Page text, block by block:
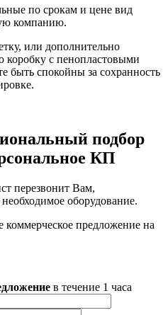
по срокам и цене вид
компанию.
или дополнительно
с пенопластовыми
быть спокойны за сохранность
подбор
КП
перезвонит Вам,
оборудование.
коммерческое предложение на
в течение 1 часа